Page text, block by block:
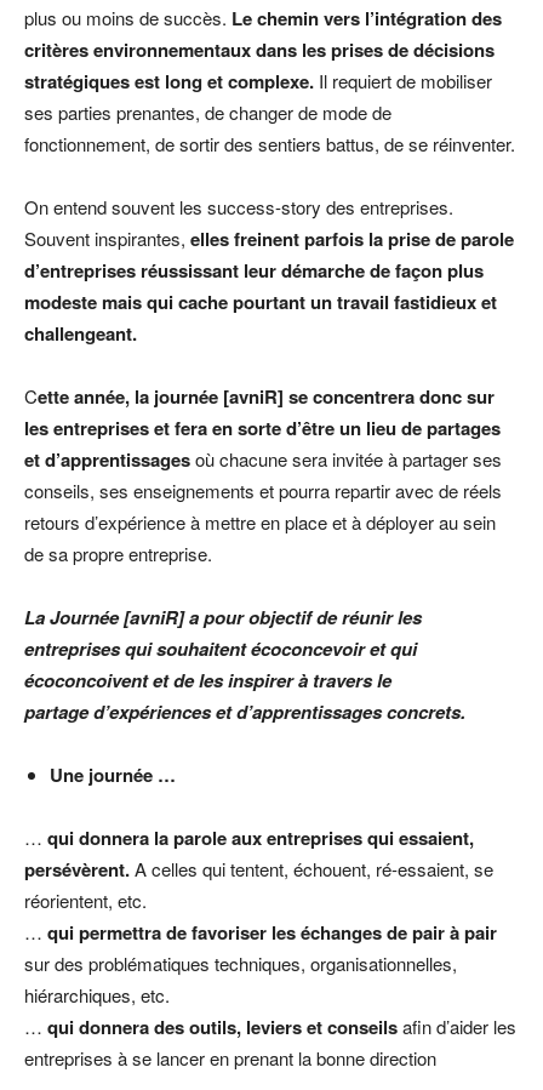
plus ou moins de succès. Le chemin vers l’intégration des
critères environnementaux dans les prises de décisions
stratégiques est long et complexe. Il requiert de mobiliser
ses parties prenantes, de changer de mode de
fonctionnement, de sortir des sentiers battus, de se réinventer.
On entend souvent les success-story des entreprises.
Souvent inspirantes, elles freinent parfois la prise de parole
d’entreprises réussissant leur démarche de façon plus
modeste mais qui cache pourtant un travail fastidieux et
challengeant.
Cette année, la journée [avniR] se concentrera donc sur
les entreprises et fera en sorte d’être un lieu de partages
et d’apprentissagesoù chacune sera invitée à partager ses
conseils, ses enseignements et pourra repartir avec de réels
retours d’expérience à mettre en place et à déployer au sein
de sa propre entreprise.
La Journée [avniR] a pour objectif de réunir les
entreprises qui souhaitent écoconcevoir et qui
écoconcoivent et de les inspirer à travers le
partage d’expériences et d’apprentissages concrets.
Une journée …
… qui donnera la parole aux entreprises qui essaient,
persévèrent.A celles qui tentent, échouent, ré-essaient, se
réorientent, etc.
… qui permettra de favoriser les échanges de pair à pair
sur des problématiques techniques, organisationnelles,
hiérarchiques, etc.
… qui donnera des outils, leviers et conseilsafin d’aider les
entreprises à se lancer en prenant la bonne direction